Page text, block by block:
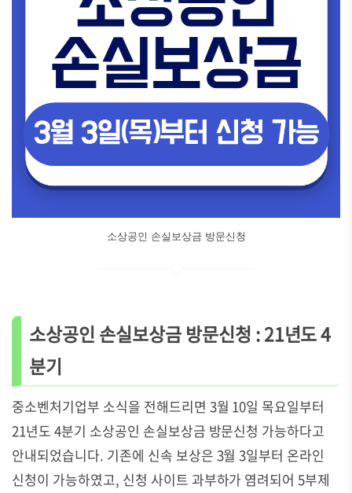
소상공인 손실보상금 방문신청
소상공인 손실보상금 방문신청 :21년도 4
분기
중소벤처기업부 소식을 전해드리면 3월 10일 목요일부터
21년도 4분기 소상공인 손실보상금 방문신청 가능하다고
안내되었습니다. 기존에 신속 보상은 3월 3일부터 온라인
신청이 가능하였고, 신청 사이트 과부하가 염려되어 5부제